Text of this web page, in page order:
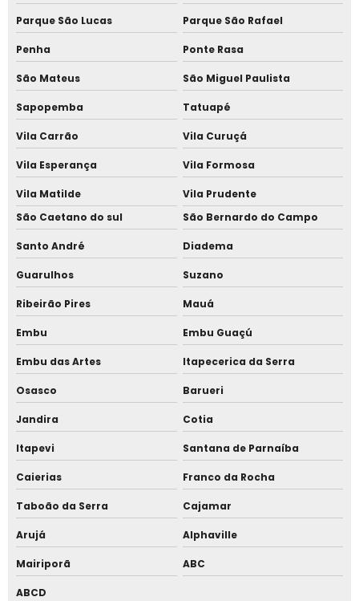
Telha sanduíche amadeirada
Telha sanduíche com acabamento madeira
Telha sanduíche com forro amadeirado
Telha sanduíche com forro térmico madeira
Telha sanduíche com instalação
Telha sanduíche cor cerâmica
Telha sanduíche efeito madeira
Telha sanduíche em Cotia
Telha sanduíche madeira em Alphaville
Telha sanduíche no Jardim Europa
Telha sanduíche preço
Telha sanduíche preço Barueri
Telhado moderno para residência de alto padrão
Parque São Lucas Parque São Rafael
Penha Ponte Rasa
São Mateus São Miguel Paulista
Sapopemba Tatuapé
Vila Carrão Vila Curuçá
Vila Esperança Vila Formosa
Vila Matilde
Vila Prudente
São Caetano do sul
São Bernardo do Campo
Santo André Diadema
Guarulhos Suzano
Ribeirão Pires Mauá
Embu Embu Guaçú
Embu das Artes Itapecerica da Serra
Osasco Barueri
Jandira Cotia
Itapevi Santana de Parnaíba
Caierias Franco da Rocha
Taboão da Serra Cajamar
Arujá Alphaville
Mairiporã ABC
ABCD